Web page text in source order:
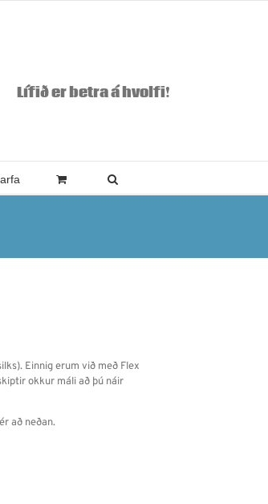
Lífið er betra á hvolfi!
Einnig erum við með Flex
okkur máli að þú náir
að neðan.